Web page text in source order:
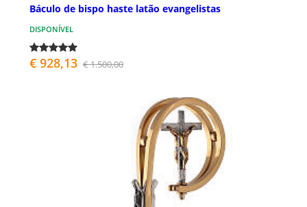
Báculo de bispo haste latão evangelistas
DISPONÍVEL
€ 928,13 € 1.500,00